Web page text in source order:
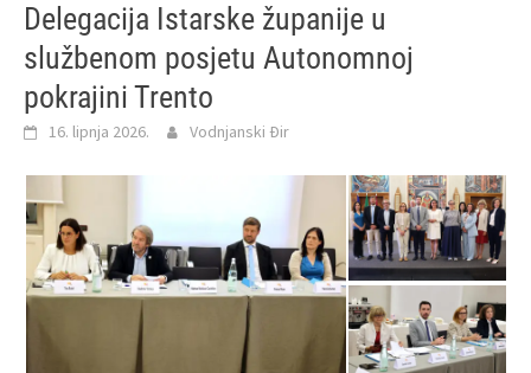
Delegacija Istarske županije u
službenom posjetu Autonomnoj
pokrajini Trento
16. lipnja 2026. Vodnjanski Đir